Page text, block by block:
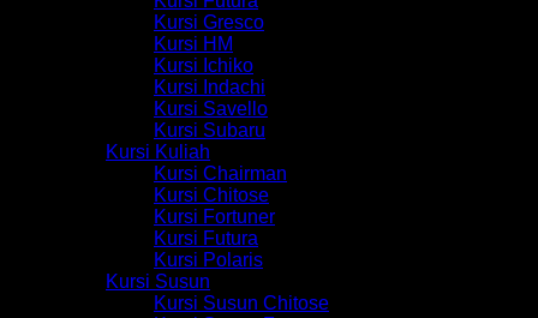
Kursi Gresco
Kursi HM
Kursi Ichiko
Kursi Indachi
Kursi Savello
Kursi Subaru
Kursi Kuliah
Kursi Chairman
Kursi Chitose
Kursi Fortuner
Kursi Futura
Kursi Polaris
Kursi Susun
Kursi Susun Chitose